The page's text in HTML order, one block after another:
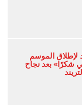
لإطلاق الموسم
شكرًا» بعد نجاح